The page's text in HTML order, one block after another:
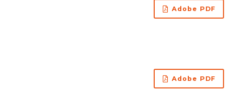
Adobe PDF
Adobe PDF